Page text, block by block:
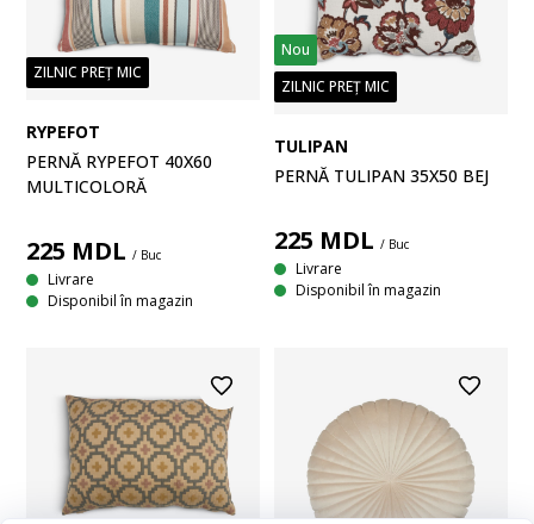
ZILNIC PREȚ MIC
RYPEFOT
PERNĂ RYPEFOT 40X60
MULTICOLORĂ
225 MDL / Buc
Livrare
Disponibil în magazin
Nou
ZILNIC PREȚ MIC
TULIPAN
PERNĂ TULIPAN 35X50 BEJ
225 MDL / Buc
Livrare
Disponibil în magazin